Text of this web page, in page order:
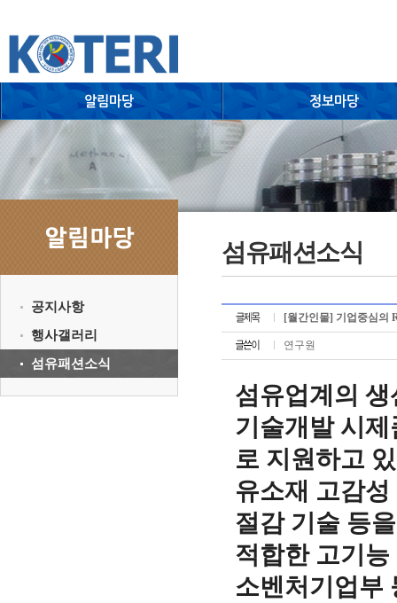
공지사항
행사갤러리
섬유패션소식
섬유패션소식
[월간인물] 기업중심의
연구원
섬유업계의
기술개발 시
로 지원하고
유소재 고감
절감 기술 등
적합한 고기
소벤처기업부